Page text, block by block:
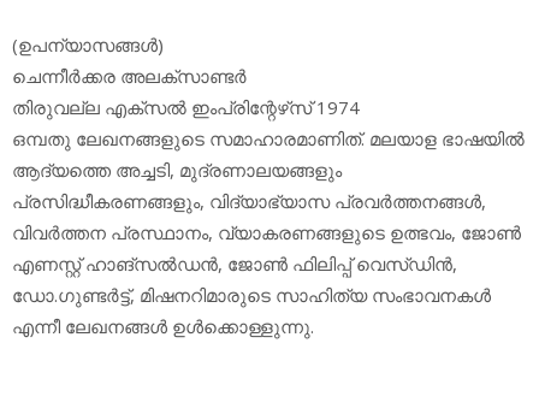
(ഉപന്യാസങ്ങള്‍)
ചെന്നീര്‍ക്കര അലക്‌സാണ്ടര്‍
തിരുവല്ല എക്‌സല്‍ ഇംപ്രിന്റേഴ്‌സ് 1974
ഒമ്പതു ലേഖനങ്ങളുടെ സമാഹാരമാണിത്. മലയാള ഭാഷയില്‍
ആദ്യത്തെ അച്ചടി, മുദ്രണാലയങ്ങളും
പ്രസിദ്ധീകരണങ്ങളും, വിദ്യാഭ്യാസ പ്രവര്‍ത്തനങ്ങള്‍,
വിവര്‍ത്തന പ്രസ്ഥാനം, വ്യാകരണങ്ങളുടെ ഉത്ഭവം, ജോണ്‍
എണസ്റ്റ് ഹാങ്‌സല്‍ഡന്‍, ജോണ്‍ ഫിലിപ്പ് വെസ്ഡിന്‍,
ഡോ.ഗുണ്ടര്‍ട്ട്, മിഷനറിമാരുടെ സാഹിത്യ സംഭാവനകള്‍
എന്നീ ലേഖനങ്ങള്‍ ഉള്‍ക്കൊള്ളുന്നു.